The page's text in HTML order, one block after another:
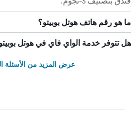
ما هو رقم هاتف هوتل بوبيتو؟
هل تتوفر خدمة الواي فاي في هوتل
عرض المزيد من الأسئلة